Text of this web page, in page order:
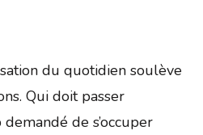
du quotidien soulève
Qui doit passer
de s’occuper